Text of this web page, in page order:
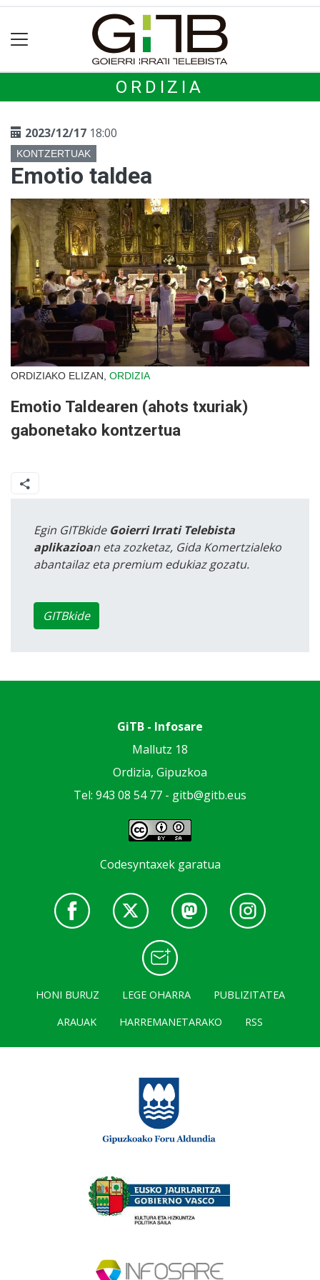
ORDIZIA
2023/12/17 18:00
KONTZERTUAK
Emotio taldea
ORDIZIAKO ELIZAN, ORDIZIA
Emotio Taldearen (ahots txuriak)
gabonetako kontzertua
Egin GITBkide Goierri Irrati Telebista
aplikazioan eta zozketaz, Gida Komertzialeko
abantailaz eta premium edukiaz gozatu.
GITBkide
GiTB - Infosare
Mallutz 18
Ordizia, Gipuzkoa
Tel: 943 08 54 77 - gitb@gitb.eus
Codesyntaxek garatua
HONI BURUZ LEGE OHARRA
PUBLIZITATEA
ARAUAK
HARREMANETARAKO RSS